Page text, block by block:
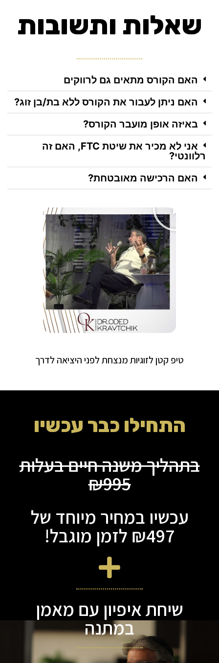
שאלות ותשובות​
האם הקורס מתאים גם לרווקים
האם ניתן לעבור את הקורס ללא בת/בן זוג?
באיזה אופן מועבר הקורס?
אני לא מכיר את שיטת FTC, האם זה
רלוונטי?
האם הרכישה מאובטחת?
טיפ קטן לזוגיות מנצחת לפני היציאה לדרך
התחילו כבר עכשיו
בתהליך משנה חיים בעלות
₪995
עכשיו במחיר מיוחד של
₪497 לזמן מוגבל!
שיחת איפיון עם מאמן
במתנה